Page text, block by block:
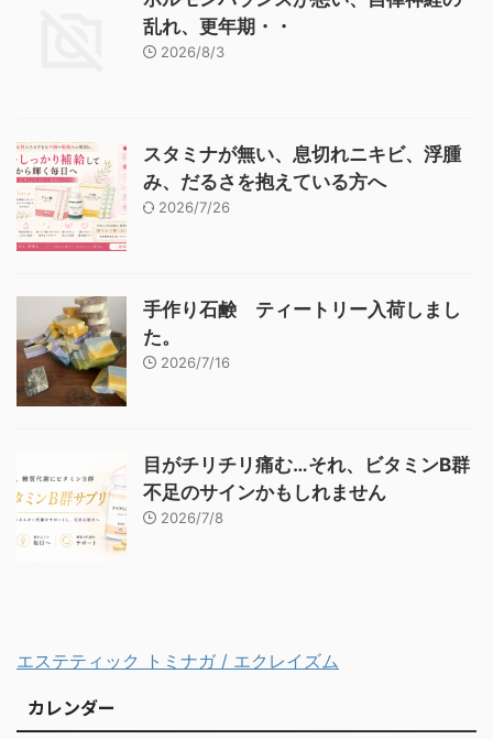
乱れ、更年期・・
2026/8/3
スタミナが無い、息切れニキビ、浮腫
み、だるさを抱えている方へ
2026/7/26
手作り石鹸 ティートリー入荷しまし
た。
2026/7/16
目がチリチリ痛む…それ、ビタミンB群
不足のサインかもしれません
2026/7/8
エステティック トミナガ / エクレイズム
カレンダー